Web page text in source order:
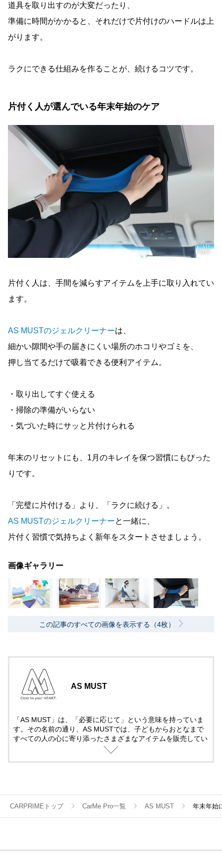
道具を取り出すのが大変だったり、
準備に時間がかかると、それだけで片付けのハードルは上
がります。
ラクにできる仕組みを作ることが、続けるコツです。
片付く人が選んでいる年末年始のケア
片付く人は、手間を減らすアイテムを上手に取り入れてい
ます。
AS MUSTのジェルクリーナーは、
細かい隙間や手の届きにくい場所のホコリやゴミを、
押し当てるだけで吸着できる便利アイテム。
・取り出してすぐ使える
・掃除の準備がいらない
・気づいた時にサッと片付けられる
年末のリセットにも、1月のキレイを保つ習慣にもぴった
りです。
「完璧に片付ける」より、「ラクに続ける」。
AS MUSTのジェルクリーナーと一緒に、
片付く習慣で気持ちよく新年をスタートさせましょう。
画像ギャラリー
この記事のすべての画像を表示する（4枚）
AS MUST
「AS MUST」は、「必要に応じて」という意味を持っていま
す。その名前の通り、AS MUSTでは、子どもからおとなまで
すべての人の心に寄り添ったさまざまなアイテムを販売してい
ます。今後も、みなさまの好奇心を満たす、魅力あふれる商品
CARPRIMEトップ CarMe Pro一覧 AS MUST 年末年始